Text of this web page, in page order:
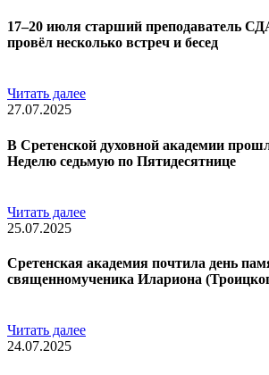
17–20 июля старший преподаватель
провёл несколько встреч и бесед
Читать далее
27.07.2025
В Сретенской духовной академии
Неделю седьмую по Пятидесятнице
Читать далее
25.07.2025
Сретенская академия почтила день
священномученика Илариона
Читать далее
24.07.2025